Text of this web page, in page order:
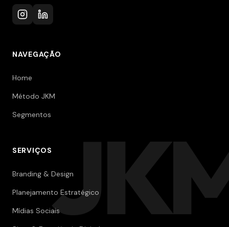
NAVEGAÇÃO
Home
Método JKM
Segmentos
SERVIÇOS
Branding & Design
Planejamento Estratégico
Mídias Sociais